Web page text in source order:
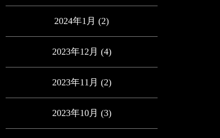
2024年1月 (2)
2023年12月 (4)
2023年11月 (2)
2023年10月 (3)